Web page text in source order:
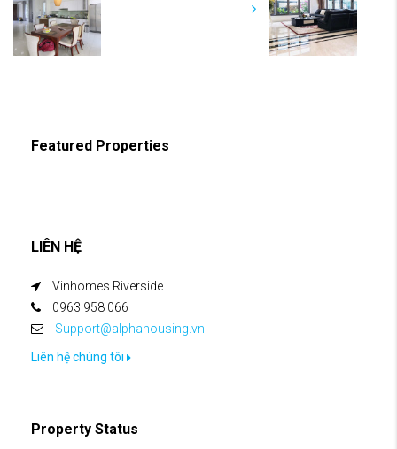
Featured Properties
LIÊN HỆ
Vinhomes Riverside
0963 958 066
Support@alphahousing.vn
Liên hệ chúng tôi
Property Status